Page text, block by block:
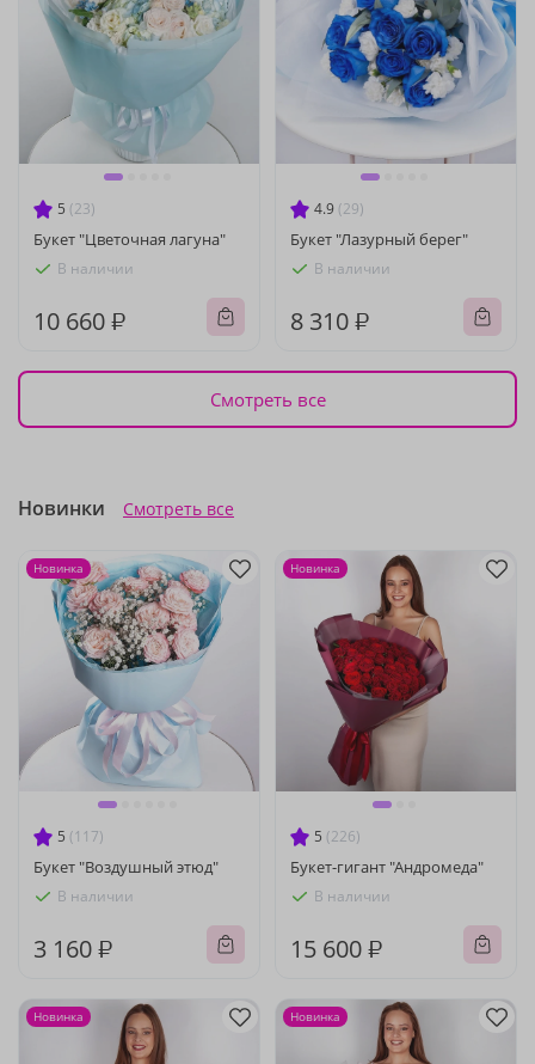
5 (23)
Букет "Цветочная лагуна"
В наличии
10 660 ₽
4.9 (29)
Букет "Лазурный берег"
В наличии
8 310 ₽
Смотреть все
Новинки Смотреть все
5 (117)
Букет "Воздушный этюд"
В наличии
3 160 ₽
Новинка
5 (226)
Букет-гигант "Андромеда"
В наличии
15 600 ₽
Новинка
Новинка Новинка